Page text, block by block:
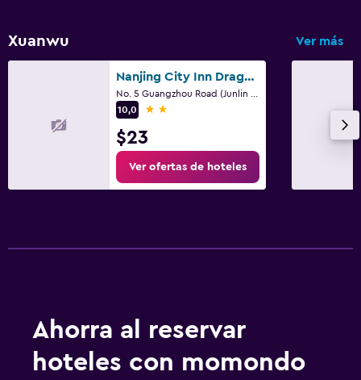
Xuanwu Ver más
Nanjing City Inn Dragon International
10,0
2 estrellas
$23
Ver ofertas de hoteles
Ahorra al reservar
hoteles con momondo